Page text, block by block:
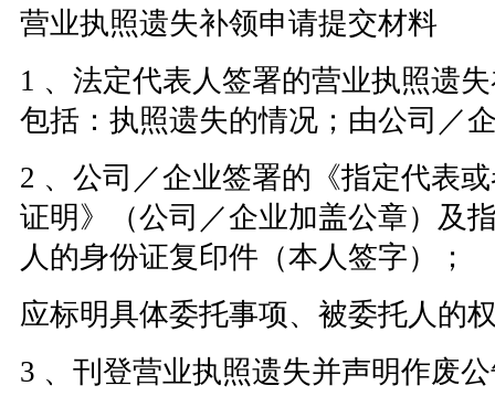
营业执照遗失补领申请提交材料
1 、法定代表人签署的营业执照遗
包括：执照遗失的情况；由公司／
2 、公司／企业签署的《指定代表
证明》（公司／企业加盖公章）及
人的身份证复印件（本人签字）；
应标明具体委托事项、被委托人的
3 、刊登营业执照遗失并声明作废